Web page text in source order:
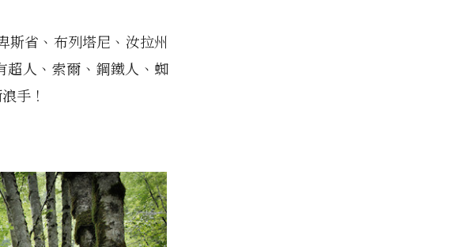
斯省、布列塔尼、汝拉州
超人、索爾、鋼鐵人、蜘
手！